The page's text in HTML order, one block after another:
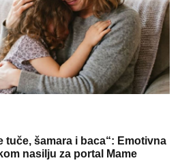
tuče, šamara i baca“: Emotivna
nasilju za portal Mame